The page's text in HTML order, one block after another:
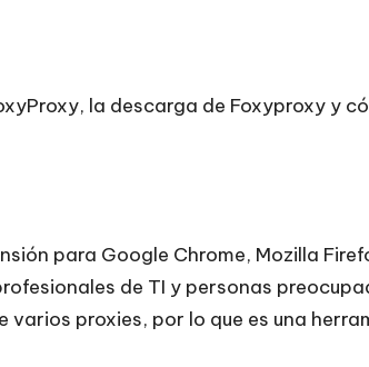
la descarga de Foxyproxy y
para Google Chrome, Mozilla
de TI y personas
proxies, por lo que es una